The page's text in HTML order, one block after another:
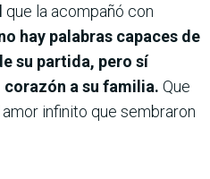
que la acompañó con
hay palabras capaces de
su partida, pero sí
a su familia. Que
infinito que sembraron